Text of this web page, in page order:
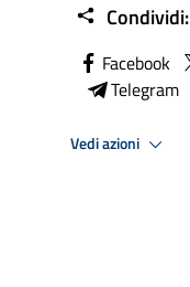
Condividi:
Facebook
Telegram
Vedi azioni